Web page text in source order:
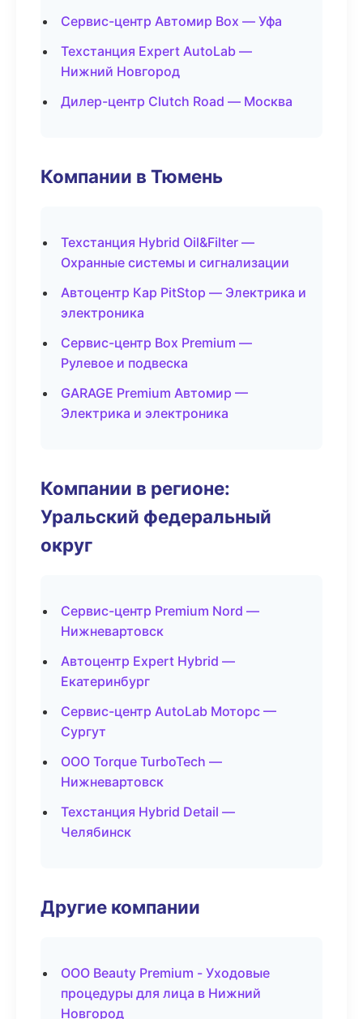
Сервис-центр Автомир Box — Уфа
Техстанция Expert AutoLab —
Нижний Новгород
Дилер-центр Clutch Road — Москва
Компании в Тюмень
Техстанция Hybrid Oil&Filter —
Охранные системы и сигнализации
Автоцентр Кар PitStop — Электрика и
электроника
Сервис-центр Box Premium —
Рулевое и подвеска
GARAGE Premium Автомир —
Электрика и электроника
Компании в регионе:
Уральский федеральный
округ
Сервис-центр Premium Nord —
Нижневартовск
Автоцентр Expert Hybrid —
Екатеринбург
Сервис-центр AutoLab Моторс —
Сургут
ООО Torque TurboTech —
Нижневартовск
Техстанция Hybrid Detail —
Челябинск
Другие компании
ООО Beauty Premium - Уходовые
процедуры для лица в Нижний
Новгород